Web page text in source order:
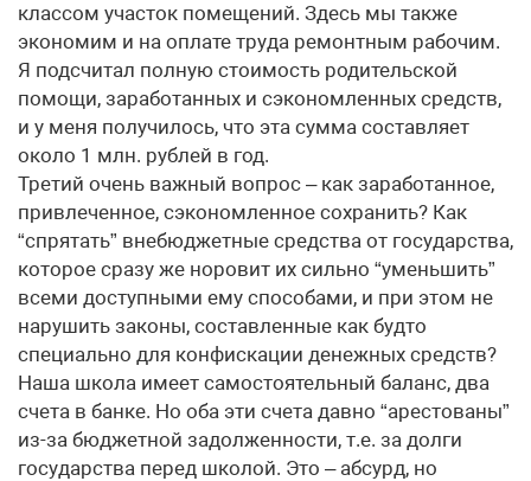
классом участок помещений. Здесь мы также
экономим и на оплате труда ремонтным рабочим.
Я подсчитал полную стоимость родительской
помощи, заработанных и сэкономленных средств,
и у меня получилось, что эта сумма составляет
около 1 млн. рублей в год.
Третий очень важный вопрос – как заработанное,
привлеченное, сэкономленное сохранить? Как
“спрятать” внебюджетные средства от государства,
которое сразу же норовит их сильно “уменьшить”
всеми доступными ему способами, и при этом не
нарушить законы, составленные как будто
специально для конфискации денежных средств?
Наша школа имеет самостоятельный баланс, два
счета в банке. Но оба эти счета давно “арестованы”
из-за бюджетной задолженности, т.е. за долги
государства перед школой. Это – абсурд, но